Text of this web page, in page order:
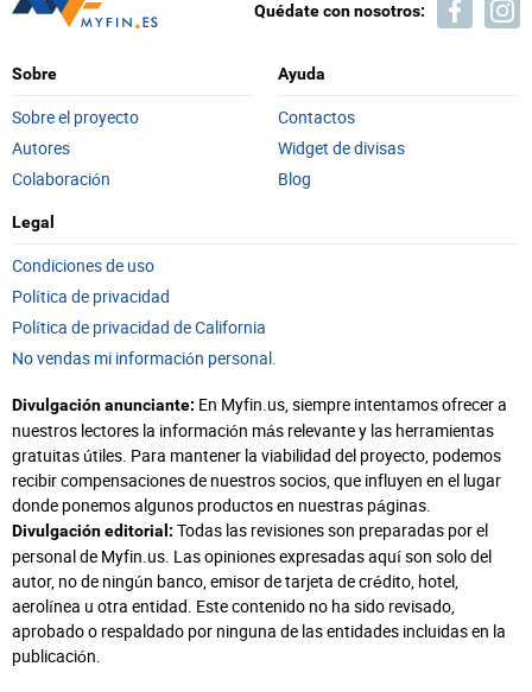
Quédate con nosotros:
Sobre
Sobre el proyecto
Autores
Colaboración
Ayuda
Contactos
Widget de divisas
Blog
Legal
Condiciones de uso
Política de privacidad
Política de privacidad de California
No vendas mi información personal.
Divulgación anunciante: En Myfin.us, siempre intentamos ofrecer a
nuestros lectores la información más relevante y las herramientas
gratuitas útiles. Para mantener la viabilidad del proyecto, podemos
recibir compensaciones de nuestros socios, que influyen en el lugar
donde ponemos algunos productos en nuestras páginas.
Divulgación editorial: Todas las revisiones son preparadas por el
personal de Myfin.us. Las opiniones expresadas aquí son solo del
autor, no de ningún banco, emisor de tarjeta de crédito, hotel,
aerolínea u otra entidad. Este contenido no ha sido revisado,
aprobado o respaldado por ninguna de las entidades incluidas en la
publicación.